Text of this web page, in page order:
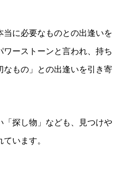
当に必要なものとの出逢いを
ワーストーンと言われ、持ち
なもの」との出逢いを引き寄
「探し物」なども、見つけや
います。